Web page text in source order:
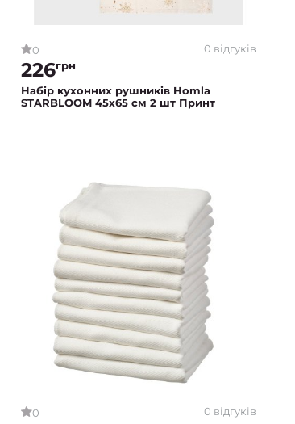
0 0 відгуків
226грн
Набір кухонних рушників Homla
STARBLOOM 45x65 см 2 шт Принт
0 0 відгуків